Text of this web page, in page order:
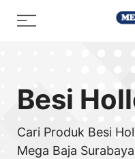
Menu
Besi
Cari Produk Besi
Mega Baja